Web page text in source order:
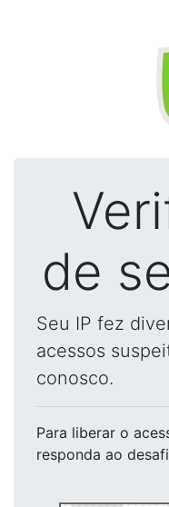
de
Seu IP fez
acessos
conosco.
Para liberar o
responda ao